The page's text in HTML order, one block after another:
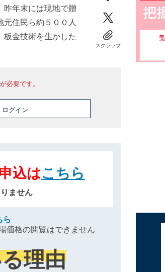
昨年末には現地で贈
住民ら約５００人
金技術を生かした
スクラップ
必要です。
ログイン
込はこちら
ません
ら
価格の閲覧はできません
理由